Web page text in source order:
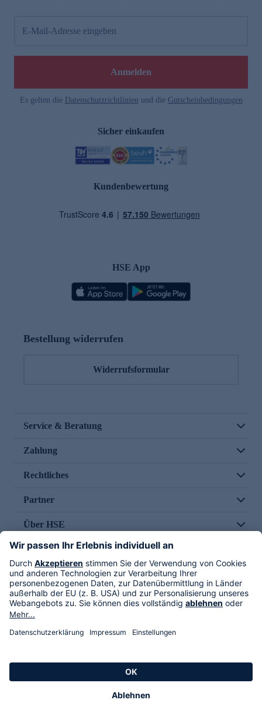
E-Mail-Adresse eingeben
Anmelden
Es gelten die Datenschutzrichtlinien und die Gutscheinbedingungen
Sicher einkaufen
Kundenbewertung
HSE App
Bestellung widerrufen
Widerrufsformular
Service & Beratung
Zahlung
Rechtliches
Partner
Über HSE
Im TV
HSE International